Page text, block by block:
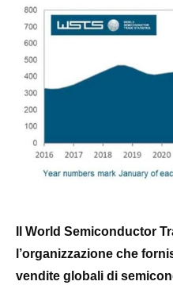
Il World Semiconductor
l’organizzazione che
vendite globali di